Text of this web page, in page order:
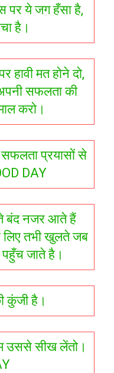
पर ये जग हँसा है,
है।
मत होने दो,
सफलता की
करो।
सफलता प्रयासों से
DAY
बंद नजर आते हैं
लिए तभी खुलते जब
जाते है।
कुंजी है।
उससे सीख लेंतो।